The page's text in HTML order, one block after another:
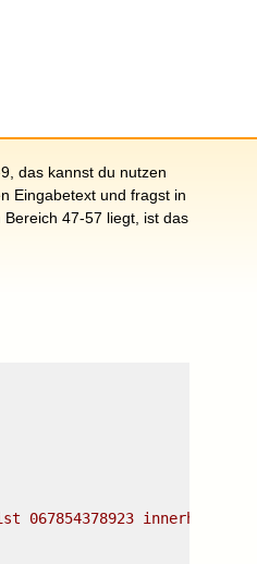
das kannst du nutzen
Eingabetext und fragst in
47-57 liegt, ist das
067854378923 innerhalb